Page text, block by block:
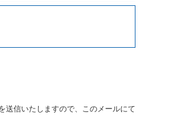
るときはその運転者の運転免
138号 平成7年6月13日）の
示を求め、及び提出された
求めます。
はその他の支払方法を指定す
送信いたしますので、このメールにて